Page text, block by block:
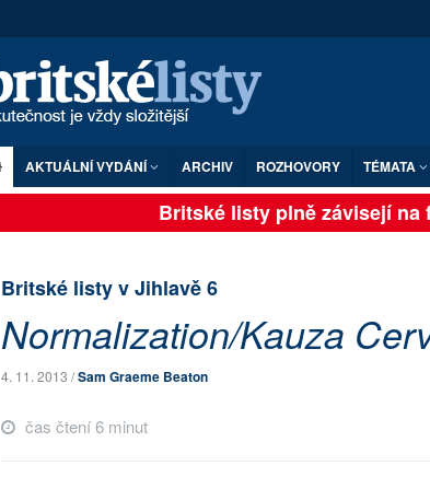
AKTUÁLNÍ VYDÁNÍ ARCHIV ROZHOVORY TÉMATA
Britské listy plně závisejí na
Britské listy v Jihlavě 6
Normalization/Kauza
4. 11. 2013 /Sam Graeme Beaton
čas čtení 6 minut